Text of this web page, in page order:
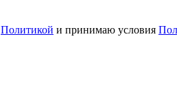
Политикой и принимаю условия